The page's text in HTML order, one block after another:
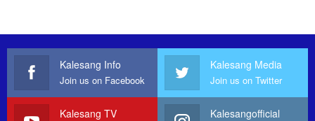
Kalesang Info
Join us on Facebook
Kalesang Media
Join us on Twitter
Kalesang TV Kalesangofficial